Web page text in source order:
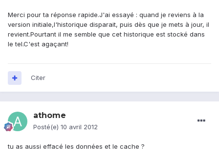
Merci pour ta réponse rapide.J'ai essayé : quand je reviens à la
version initiale,l'historique disparait, puis dès que je mets à jour, il
revient.Pourtant il me semble que cet historique est stocké dans
le tel.C'est agaçant!
Citer
athome
Posté(e) 10 avril 2012
tu as aussi effacé les données et le cache ?